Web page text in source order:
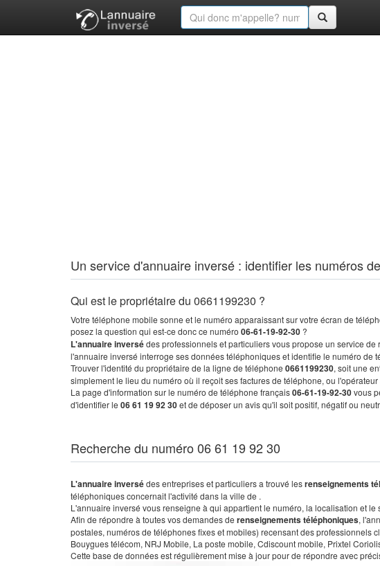
Un service d'annuaire inversé : identifier les numéros
Qui est le propriétaire du 0661199230 ?
Votre téléphone mobile sonne et le numéro apparaissant sur votre écran de
posez la question qui est-ce donc ce numéro 06-61-19-92-30 ?
L'annuaire inversédes professionnels et particuliers vous propose un service
l'annuaire inversé interroge ses données téléphoniques et identifie le numéro de
Trouver l'identité du propriétaire de la ligne de téléphone 0661199230, soit une
simplement le lieu du numéro où il reçoit ses factures de téléphone, ou
La page d'information sur le numéro de téléphone français06-61-19-92-30vous
d'identifier le 06 61 19 92 30et de déposer un avis qu'il soit positif, négatif ou
Recherche du numéro 06 61 19 92 30
L'annuaire inversédes entreprises et particuliers a trouvé lesrenseignements
téléphoniques concernait l'activité dans la ville de .
L'annuaire inversé vous renseigne à qui appartient le numéro, la localisation et
Afin de répondre à toutes vos demandes de renseignements téléphoniques,
postales, numéros de téléphones fixes et mobiles) recensant des professionnels
Bouygues télécom, NRJ Mobile, La poste mobile, Cdiscount mobile, Prixtel
Cette base de données est régulièrement mise à jour pour de répondre avec